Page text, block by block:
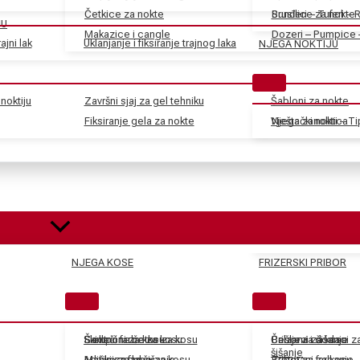
lak Uklanjanje i fiksiranje trajnog laka
Završni sjaj za gel tehniku
Fiksiranje gela za nokte
Šabloni za nokte
Vještački nokti –
Četkice za nokte
Makazice i cangle
Sunđeri – Tuferi –
Dozeri – Pumpice
Brusilice za nokte
NJEGA NOKTIJU
Njega zanoktica
Skidači farbe za kosu
Električne četke za kosu
Češljevi i dodaci
šišanje
NJEGA KOSE
Šamponi za kosu
Balzami za kosu
FRIZERSKI PRIBOR
Pribor za šišanje